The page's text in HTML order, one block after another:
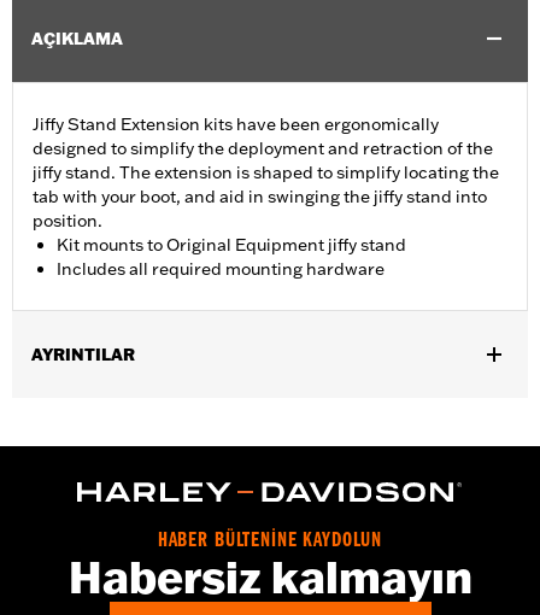
AÇIKLAMA
Jiffy Stand Extension kits have been ergonomically
designed to simplify the deployment and retraction of the
jiffy stand. The extension is shaped to simplify locating the
tab with your boot, and aid in swinging the jiffy stand into
position.
Kit mounts to Original Equipment jiffy stand
Includes all required mounting hardware
AYRINTILAR
Installation Instructions
Jiffy stand and all necessary installation hardware
WARRANTY:1 year limited warranty – Go towww.h-
d.com/warrantyfor full details
HABER BÜLTENİNE KAYDOLUN
Habersiz kalmayın